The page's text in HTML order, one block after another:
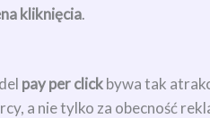
kliknięcia.
pay per clickbywa tak
a nie tylko za obecność